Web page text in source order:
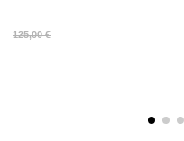
125,00 €
Prix
Prix